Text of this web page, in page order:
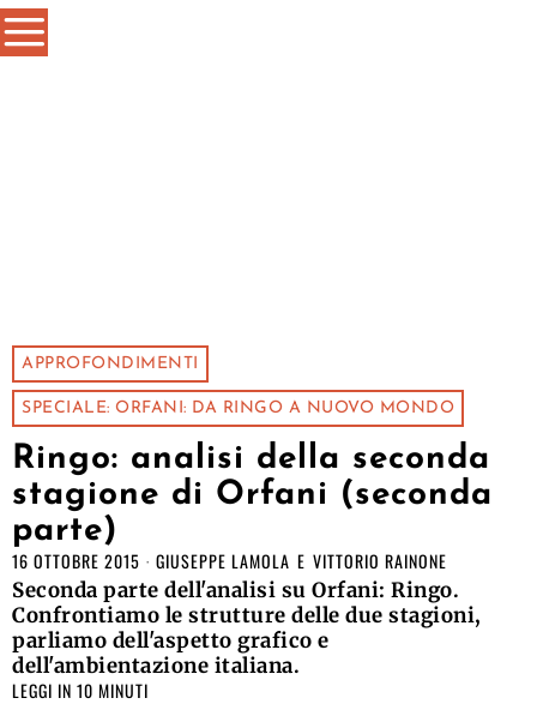
APPROFONDIMENTI
SPECIALE: ORFANI: DA RINGO A NUOVO MONDO
Ringo: analisi della seconda
stagione di Orfani (seconda
parte)
16 OTTOBRE 2015 GIUSEPPE LAMOLA E VITTORIO RAINONE
Seconda parte dell'analisi su Orfani: Ringo.
Confrontiamo le strutture delle due stagioni,
parliamo dell'aspetto grafico e
dell'ambientazione italiana.
LEGGI IN 10 MINUTI